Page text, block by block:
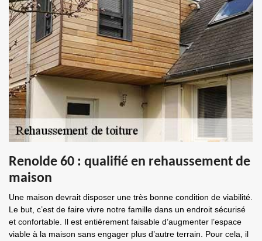
Renolde 60 : qualifié en rehaussement de
maison
Une maison devrait disposer une très bonne condition de viabilité.
Le but, c’est de faire vivre notre famille dans un endroit sécurisé
et confortable. Il est entièrement faisable d’augmenter l’espace
viable à la maison sans engager plus d’autre terrain. Pour cela, il